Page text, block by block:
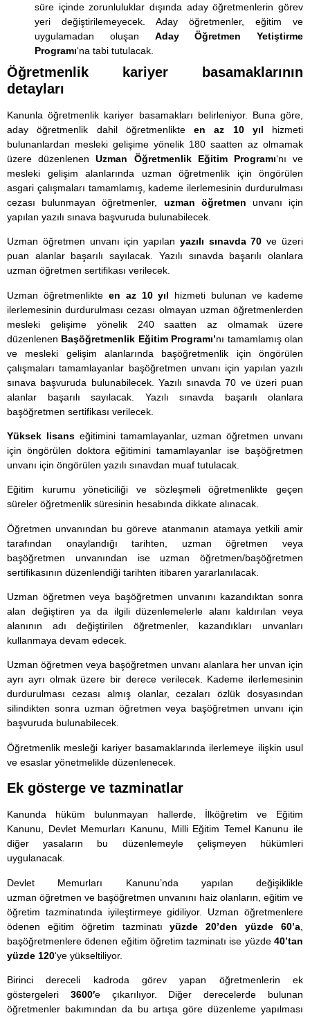
süre içinde zorunluluklar dışında aday öğretmenlerin görev
yeri değiştirilemeyecek. Aday öğretmenler, eğitim ve
uygulamadan oluşan Aday Öğretmen Yetiştirme
Programı‘na tabi tutulacak.
Öğretmenlik kariyer basamaklarının
detayları
Kanunla öğretmenlik kariyer basamakları belirleniyor. Buna göre,
aday öğretmenlik dahil öğretmenlikte en az 10 yıl hizmeti
bulunanlardan mesleki gelişime yönelik 180 saatten az olmamak
üzere düzenlenenUzman Öğretmenlik Eğitim Programı‘nı ve
mesleki gelişim alanlarında uzman öğretmenlik için öngörülen
asgari çalışmaları tamamlamış, kademe ilerlemesinin durdurulması
cezası bulunmayan öğretmenler, uzman öğretmen
unvanı için
yapılan yazılı sınava başvuruda bulunabilecek.
Uzman öğretmen unvanı için yapılan yazılı sınavda 70 ve üzeri
puan alanlar başarılı sayılacak. Yazılı sınavda başarılı olanlara
uzman öğretmen sertifikası verilecek.
Uzman öğretmenlikte en az 10 yıl hizmeti bulunan ve kademe
ilerlemesinin durdurulması cezası olmayan uzman öğretmenlerden
mesleki gelişime yönelik 240 saatten az olmamak üzere
düzenlenen Başöğretmenlik Eğitim Programı’nı tamamlamış olan
ve mesleki gelişim alanlarında başöğretmenlik için öngörülen
çalışmaları tamamlayanlar başöğretmen unvanı için yapılan yazılı
sınava başvuruda bulunabilecek. Yazılı sınavda 70 ve üzeri puan
alanlar başarılı sayılacak. Yazılı sınavda başarılı olanlara
başöğretmen sertifikası verilecek.
Yüksek lisanseğitimini tamamlayanlar, uzman öğretmen unvanı
için öngörülen doktora eğitimini tamamlayanlar ise başöğretmen
unvanı için öngörülen yazılı sınavdan muaf tutulacak.
Eğitim kurumu yöneticiliği ve sözleşmeli öğretmenlikte geçen
süreler öğretmenlik süresinin hesabında dikkate alınacak.
Öğretmen unvanından bu göreve atanmanın atamaya yetkili amir
tarafından onaylandığı tarihten, uzman öğretmen veya
başöğretmen unvanından ise uzman öğretmen/başöğretmen
sertifikasının düzenlendiği tarihten itibaren yararlanılacak.
Uzman öğretmen veya başöğretmen unvanını kazandıktan sonra
alan değiştiren ya da ilgili düzenlemelerle alanı kaldırılan veya
alanının adı değiştirilen öğretmenler, kazandıkları unvanları
kullanmaya devam edecek.
Uzman öğretmen veya başöğretmen unvanı alanlara her unvan için
ayrı ayrı olmak üzere bir derece verilecek. Kademe ilerlemesinin
durdurulması cezası almış olanlar, cezaları özlük dosyasından
silindikten sonra uzman öğretmen veya başöğretmen unvanı için
başvuruda bulunabilecek.
Öğretmenlik mesleği kariyer basamaklarında ilerlemeye ilişkin usul
ve esaslar yönetmelikle düzenlenecek.
Ek gösterge ve tazminatlar
Kanunda hüküm bulunmayan hallerde, İlköğretim ve Eğitim
Kanunu, Devlet Memurları Kanunu, Milli Eğitim Temel Kanunu ile
diğer yasaların bu düzenlemeyle çelişmeyen hükümleri
uygulanacak.
Devlet Memurları Kanunu’nda yapılan değişiklikle
uzman öğretmen ve başöğretmen unvanını haiz olanların, eğitim ve
öğretim tazminatında iyileştirmeye gidiliyor. Uzman öğretmenlere
ödenen eğitim öğretim tazminatıyüzde 20’den yüzde 60’a
başöğretmenlere ödenen eğitim öğretim tazminatı ise yüzde 40’tan
yüzde 120‘ye yükseltiliyor.
Birinci dereceli kadroda görev yapan öğretmenlerin ek
göstergeleri 3600′e çıkarılıyor. Diğer derecelerde bulunan
öğretmenler bakımından da bu artışa göre düzenleme yapılması